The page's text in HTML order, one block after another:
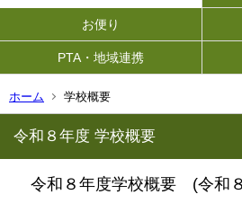
お便り
PTA・地域連携
ホーム 学校概要
令和８年度 学校概要
令和８年度学校概要 (令和